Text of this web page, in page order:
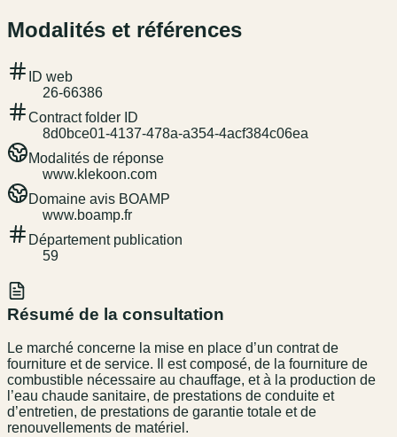
Modalités et références
ID web
26-66386
Contract folder ID
8d0bce01-4137-478a-a354-4acf384c06ea
Modalités de réponse
www.klekoon.com
Domaine avis BOAMP
www.boamp.fr
Département publication
59
Résumé de la consultation
Le marché concerne la mise en place d’un contrat de
fourniture et de service. Il est composé, de la fourniture de
combustible nécessaire au chauffage, et à la production de
l’eau chaude sanitaire, de prestations de conduite et
d’entretien, de prestations de garantie totale et de
renouvellements de matériel.